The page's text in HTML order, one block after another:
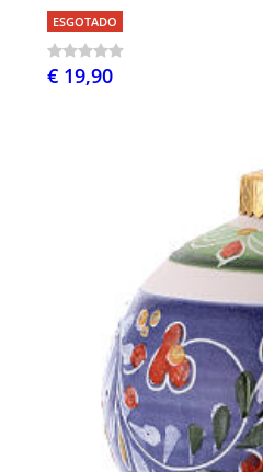
ESGOTADO
€ 19,90